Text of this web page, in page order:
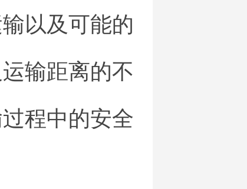
以及可能的
输距离的不
程中的安全